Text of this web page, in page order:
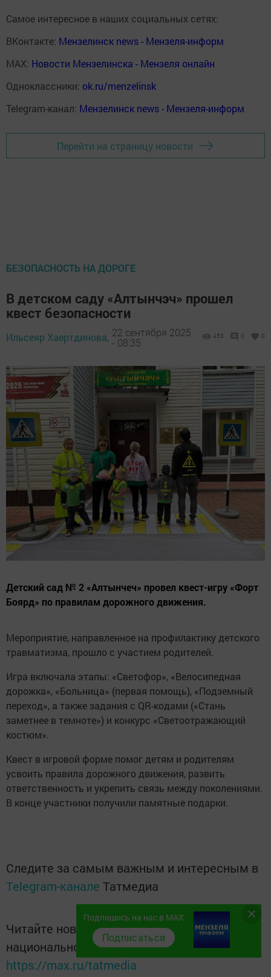
Самое интересное в наших социальных сетях:
ВКонтакте: Мензелинск news - Мензеля-информ
MAX: Новости Мензелинска - Мензеля онлайн
Одноклассники: ok.ru/menzelinsk
Telegram-канал: Мензелинск news - Мензеля-информ
Перейти на страницу новости
БЕЗОПАСНОСТЬ НА ДОРОГЕ
В детском саду «Алтынчэч» прошел
квест безопасности
Ильсеяр Хаертдинова, 22 сентября 2025
- 08:35
453 0 0
Детский сад № 2 «Алтынчеч» провел квест-игру «Форт
Боярд» по правилам дорожного движения.
Мероприятие, направленное на профилактику детского
травматизма, прошло с участием родителей.
Игра включала этапы: «Светофор», «Велосипедная
дорожка», «Больница» (первая помощь), «Подземный
переход», а также задания с QR-кодами («Стань
заметнее в темноте») и конкурс «Светоотражающий
костюм».
Квест в игровой форме помог детям и родителям
усвоить правила дорожного движения, развить
ответственность и укрепить связь между поколениями.
В конце участники получили памятные подарки.
Следите за самым важным и интересным в
Telegram-канале Татмедиа
Читайте новости Татарстана в
национальном мессенджере MАХ:
https://max.ru/tatmedia
Подпишись на нас в MAX
Подписаться